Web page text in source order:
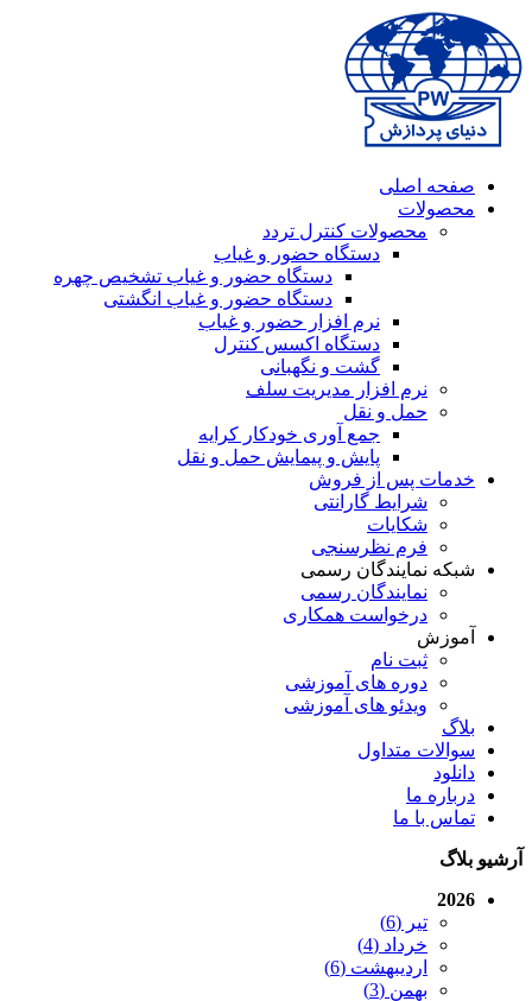
صفحه اصلی
محصولات
محصولات کنترل تردد
دستگاه حضور و غیاب
دستگاه حضور و غیاب تشخیص چهره
دستگاه حضور و غیاب انگشتی
نرم افزار حضور و غیاب
دستگاه اکسس کنترل
گشت و نگهبانی
نرم افزار مدیریت سلف
حمل و نقل
جمع آوری خودکار کرایه
پایش و پیمایش حمل و نقل
خدمات پس از فروش
شرایط گارانتی
شکایات
فرم نظرسنجی
شبکه نمایندگان رسمی
نمایندگان رسمی
درخواست همکاری
آموزش
ثبت نام
دوره های آموزشی
ویدئو های آموزشی
بلاگ
سوالات متداول
دانلود
درباره ما
تماس با ما
آرشیو بلاگ
2026
تیر (6)
خرداد (4)
اردیبهشت (6)
بهمن (3)